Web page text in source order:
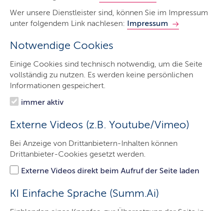
Wer unsere Dienstleister sind, können Sie im Impressum
unter folgendem Link nachlesen: Impressum
Notwendige Cookies
Einige Cookies sind technisch notwendig, um die Seite
vollständig zu nutzen. Es werden keine persönlichen
Informationen gespeichert.
immer aktiv
Externe Videos (z.B. Youtube/Vimeo)
Bei Anzeige von Drittanbietern-Inhalten können
Drittanbieter-Cookies gesetzt werden.
Externe Videos direkt beim Aufruf der Seite laden
KI Einfache Sprache (Summ.Ai)
Start
Bibliothek
Digitales Zentrum
Sammlungen
Veranstaltungen
Presse